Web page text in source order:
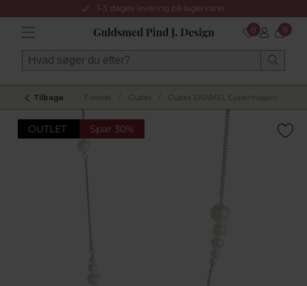
1-3 dages levering på lagervarer
0 0
Tilbage Forside Outlet Outlet ENAMEL Copenhagen
OUTLET Spar 30%